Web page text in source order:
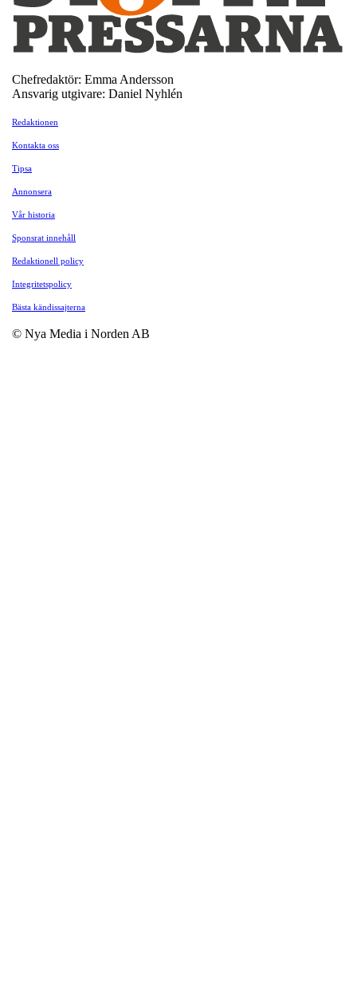
Chefredaktör: Emma Andersson
Ansvarig utgivare: Daniel Nyhlén
Redaktionen
Kontakta oss
Tipsa
Annonsera
Vår historia
Sponsrat innehåll
Redaktionell policy
Integritetspolicy
Bästa kändissajterna
© Nya Media i Norden AB